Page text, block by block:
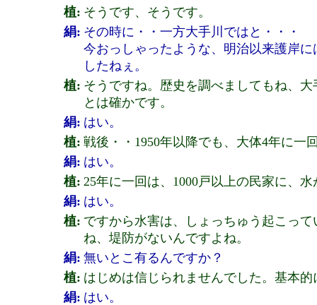
植: そうです、そうです。
絹: その時に・・一方大手川ではと・・・
今おっしゃったような、明治以来護岸
したねぇ。
植: そうですね。歴史を調べましてもね、
とは確かです。
絹: はい。
植: 戦後・・1950年以降でも、大体4年に一
絹: はい。
植: 25年に一回は、1000戸以上の民家に、
絹: はい。
植: ですから水害は、しょっちゅう起こっ
ね、堤防がないんですよね。
絹: 無いとこ有るんですか？
植: はじめは信じられませんでした。基本
絹: はい。